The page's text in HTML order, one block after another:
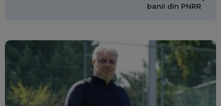
banii din PNRR